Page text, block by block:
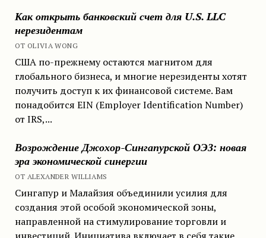
Как открыть банковский счет для U.S. LLC
нерезидентам
ОТ OLIVIA WONG
США по-прежнему остаются магнитом для
глобального бизнеса, и многие нерезиденты хотят
получить доступ к их финансовой системе. Вам
понадобится EIN (Employer Identification Number)
от IRS,...
Возрождение Джохор-Сингапурской ОЭЗ: новая
эра экономической синергии
ОТ ALEXANDER WILLIAMS
Сингапур и Малайзия объединили усилия для
создания этой особой экономической зоны,
направленной на стимулирование торговли и